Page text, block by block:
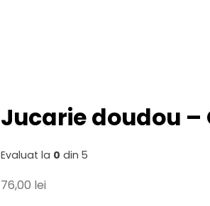
Jucarie doudou –
Evaluat la 0 din 5
76,00 lei